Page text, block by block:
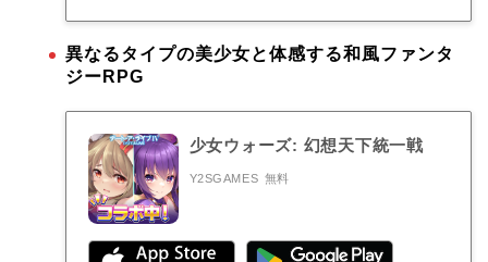
異なるタイプの美少女と体感する和風ファンタ
ジーRPG
少女ウォーズ: 幻想天下統一戦
Y2SGAMES 無料